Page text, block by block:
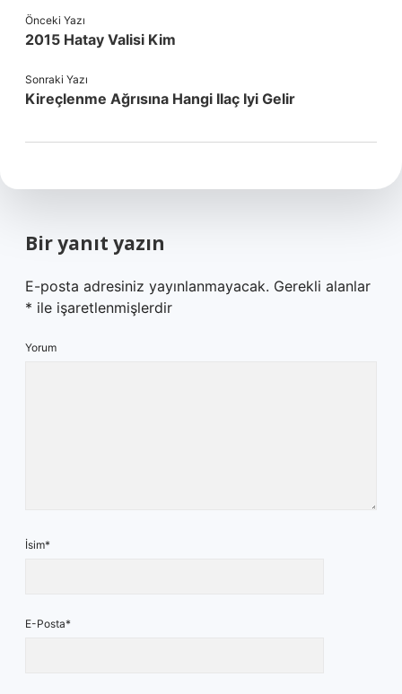
Önceki Yazı
2015 Hatay Valisi Kim
Sonraki Yazı
Kireçlenme Ağrısına Hangi Ilaç Iyi Gelir
Bir yanıt yazın
E-posta adresiniz yayınlanmayacak. Gerekli alanlar
* ile işaretlenmişlerdir
Yorum
İsim*
E-Posta*